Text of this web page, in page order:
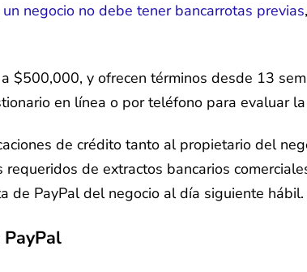
un negocio no debe tener bancarrotas previas
$500,000, y ofrecen términos desde 13
en línea o por teléfono para evaluar
de crédito tanto al propietario del
de extractos bancarios
de PayPal del negocio al día siguiente hábil.